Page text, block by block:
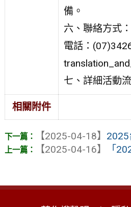
備。
六、聯絡方式
電話：
七、詳細活動
相關附件
【2025-04-18】
【2025-04-16】
「